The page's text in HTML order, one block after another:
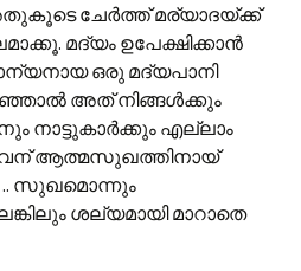
ചേർത്ത് മര്യാദയ്ക്ക്
മദ്യം ഉപേക്ഷിക്കാൻ
ഒരു മദ്യപാനി
അത് നിങ്ങൾക്കും
നാട്ടുകാർക്കും എല്ലാം
ആത്മസുഖത്തിനായ്
സുഖമൊന്നും
ശല്യമായി മാറാതെ